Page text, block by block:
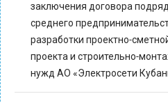
заключения договора
среднего
разработки проектно-
проекта и строительно-
нужд АО «Электросети